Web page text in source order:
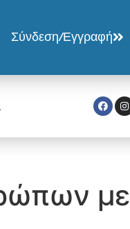
Σύνδεση/Εγγραφή
με